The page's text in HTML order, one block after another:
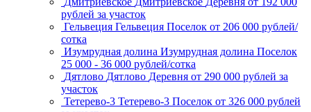
рублей за участок
Гельвеция Гельвеция Поселок от 206 000 рублей/
сотка
Изумрудная долина Изумрудная долина Поселок
25 000 - 36 000 рублей/сотка
Дятлово Дятлово Деревня от 290 000 рублей за
участок
Тетерево-3 Тетерево-3 Поселок от 326 000 рублей